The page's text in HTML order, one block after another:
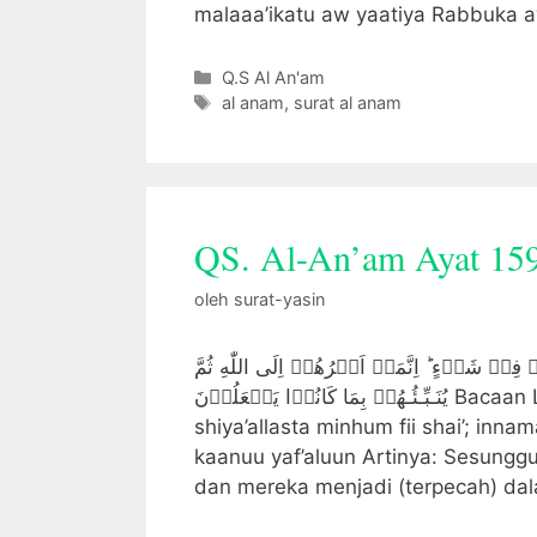
malaaa’ikatu aw yaatiya Rabbuka
Kategori
Q.S Al An'am
Tag
al anam, surat al anam
QS. Al-An’am Ayat
oleh surat-yasin
فِىۡ شَىۡءٍ‌ ؕ اِنَّمَاۤ اَمۡرُهُمۡ اِلَى اللّٰهِ ثُمَّ
يُنَـبِّـئُـهُمۡ بِمَا كَانُوۡا يَفۡعَلُوۡنَ Bacaan Latin: Innal laziina farraquu diinahum wa kaanuu
shiya’allasta minhum fii shai’;
kaanuu yaf’aluun Artinya:
dan mereka menjadi (terpecah)